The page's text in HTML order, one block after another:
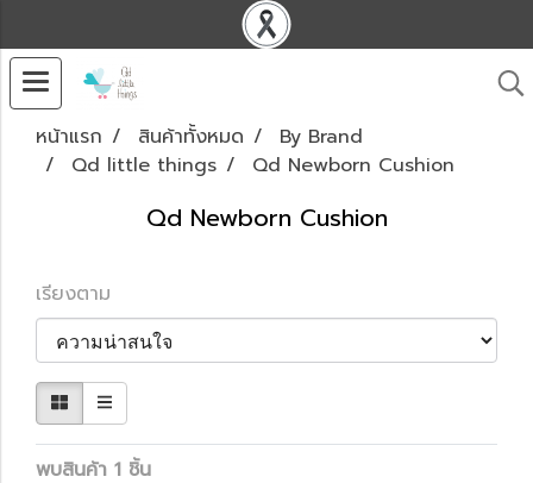
หน้าแรก สินค้าทั้งหมด
By Brand
Qd little things
Qd Newborn Cushion
Qd Newborn Cushion
เรียงตาม
พบสินค้า 1 ชิ้น